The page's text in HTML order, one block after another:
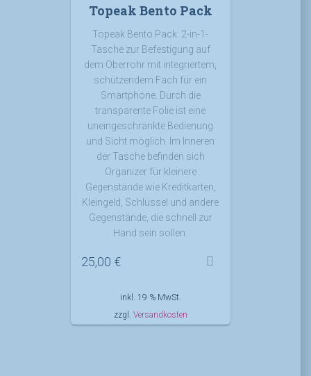
Topeak Bento Pack
Topeak Bento Pack: 2-in-1-
Tasche zur Befestigung auf
dem Oberrohr mit integriertem,
schützendem Fach für ein
Smartphone. Durch die
transparente Folie ist eine
uneingeschränkte Bedienung
und Sicht möglich. Im Inneren
der Tasche befinden sich
Organizer für kleinere
Gegenstände wie Kreditkarten,
Kleingeld, Schlüssel und andere
Gegenstände, die schnell zur
Hand sein sollen.
25,00 €
inkl. 19 % MwSt.
zzgl. Versandkosten